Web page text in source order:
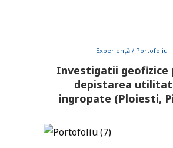
Experiență / Portofoliu
Investigatii geofizice
depistarea
ingropate (Ploiesti,